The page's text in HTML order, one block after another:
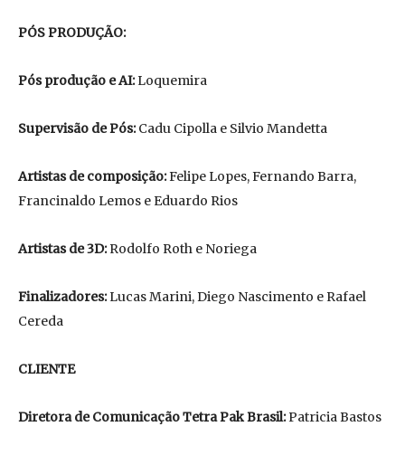
PÓS PRODUÇÃO:
Pós produção e AI:Loquemira
Supervisão de Pós:Cadu Cipolla e Silvio Mandetta
Artistas de composição:Felipe Lopes, Fernando Barra,
Francinaldo Lemos e Eduardo Rios
Artistas de 3D:Rodolfo Roth e Noriega
Finalizadores:Lucas Marini, Diego Nascimento e Rafael
Cereda
CLIENTE
Diretora de Comunicação Tetra Pak Brasil:Patricia Bastos